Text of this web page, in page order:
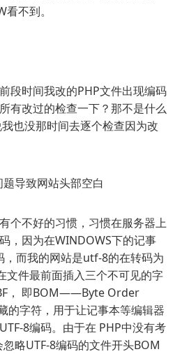
不到。
段时间我改的PHP文件出现编码
有改过的检查一下？那不是什么
也没那时间去逐个检查因为改
导致网站头部空白
个不好的习惯，习惯在服务器上
，因为在WINDOWS下的记事
而我的网站是utf-8的在转码为
文件最前面插入三个不可见的字
， 即BOM——Byte Order
的字符，用于让记事本等编辑器
8编码。由于在 PHP中没有考
略UTF-8编码的文件开头BOM